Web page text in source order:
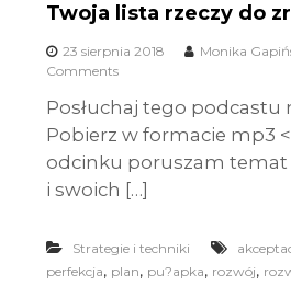
Twoja lista rzeczy do
23 sierpnia 2018 Monika
Comments
Posłuchaj tego podcastu
Pobierz w formacie mp3
odcinku poruszam temat
i swoich […]
Strategie i techniki
perfekcja, plan, pu?apka, rozwój,